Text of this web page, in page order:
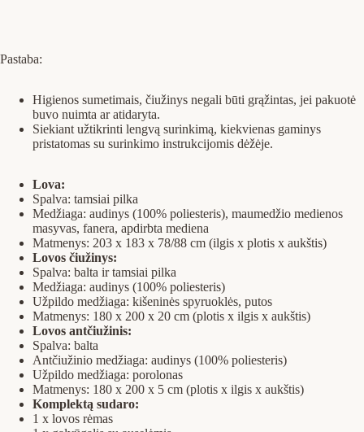
Pastaba:
Higienos sumetimais, čiužinys negali būti grąžintas, jei pakuotė
buvo nuimta ar atidaryta.
Siekiant užtikrinti lengvą surinkimą, kiekvienas gaminys
pristatomas su surinkimo instrukcijomis dėžėje.
Lova:
Spalva: tamsiai pilka
Medžiaga: audinys (100% poliesteris), maumedžio medienos
masyvas, fanera, apdirbta mediena
Matmenys: 203 x 183 x 78/88 cm (ilgis x plotis x aukštis)
Lovos čiužinys:
Spalva: balta ir tamsiai pilka
Medžiaga: audinys (100% poliesteris)
Užpildo medžiaga: kišeninės spyruoklės, putos
Matmenys: 180 x 200 x 20 cm (plotis x ilgis x aukštis)
Lovos antčiužinis:
Spalva: balta
Antčiužinio medžiaga: audinys (100% poliesteris)
Užpildo medžiaga: porolonas
Matmenys: 180 x 200 x 5 cm (plotis x ilgis x aukštis)
Komplektą sudaro:
1 x lovos rėmas